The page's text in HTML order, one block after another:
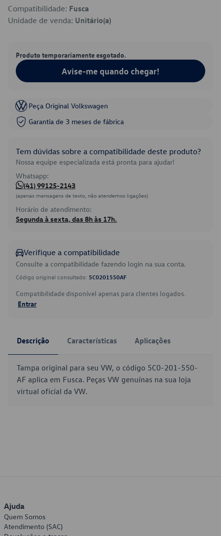
Compatibilidade: Fusca
Unidade de venda: Unitário(a)
Produto temporariamente esgotado.
Avise-me quando chegar!
Peça Original Volkswagen
Garantia de 3 meses de fábrica
Tem dúvidas sobre a compatibilidade deste produto?
Nossa equipe especializada está pronta para ajudar!
Whatsapp:
(41) 99125-2143
(apenas mensagens de texto, não atendemos ligações)
Horário de atendimento:
Segunda à sexta, das 8h às 17h.
Verifique a compatibilidade
Consulte a compatibilidade fazendo login na sua conta.
Código original consultado: 5C0201550AF
Compatibilidade disponível apenas para clientes logados.
Entrar
Descrição Características Aplicações
Tampa original para seu VW, o código 5C0-201-550-
AF aplica em Fusca. Peças VW genuínas na sua loja
virtual oficial da VW.
Ajuda
Quem Somos
Atendimento (SAC)